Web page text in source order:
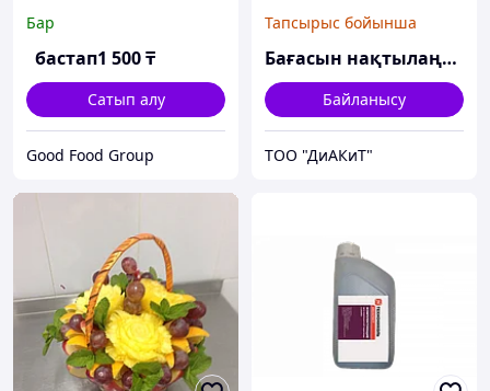
Бар
бастап1 500₸
Сатып алу
Good Food Group
Тапсырыс бойынша
Бағасын нақтылаңыз
Байланысу
ТОО "ДиАКиТ"